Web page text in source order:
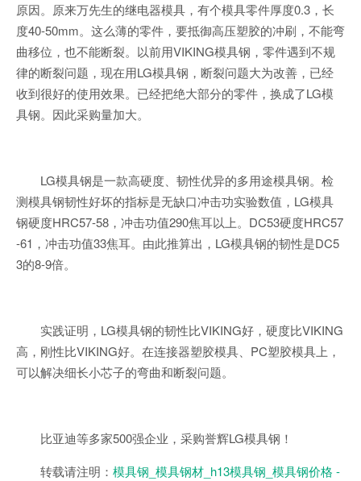
原因。原来万先生的继电器模具，有个模具零件厚度0.3，长
度40-50mm。这么薄的零件，要抵御高压塑胶的冲刷，不能弯
曲移位，也不能断裂。以前用VIKING模具钢，零件遇到不规
律的断裂问题，现在用LG模具钢，断裂问题大为改善，已经
收到很好的使用效果。已经把绝大部分的零件，换成了LG模
具钢。因此采购量加大。
LG模具钢是一款高硬度、韧性优异的多用途模具钢。检
测模具钢韧性好坏的指标是无缺口冲击功实验数值，LG模具
钢硬度HRC57-58，冲击功值290焦耳以上。DC53硬度HRC57
-61，冲击功值33焦耳。由此推算出，LG模具钢的韧性是DC5
3的8-9倍。
实践证明，LG模具钢的韧性比VIKING好，硬度比VIKING
高，刚性比VIKING好。在连接器塑胶模具、PC塑胶模具上，
可以解决细长小芯子的弯曲和断裂问题。
比亚迪等多家500强企业，采购誉辉LG模具钢！
转载请注明： 模具钢_模具钢材_h13模具钢_模具钢价格 -